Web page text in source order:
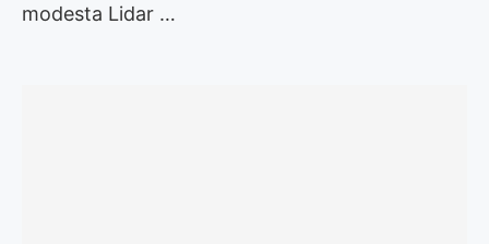
modesta Lidar …